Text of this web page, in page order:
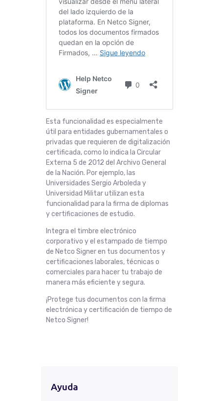
Esta funcionalidad es especialmente
útil para entidades gubernamentales o
privadas que requieren de digitalización
certificada, como lo indica la Circular
Externa 5 de 2012 del Archivo General
de la Nación. Por ejemplo, las
Universidades Sergio Arboleda y
Universidad Militar utilizan esta
funcionalidad para la firma de diplomas
y certificaciones de estudio.
Integra el timbre electrónico
corporativo y el estampado de tiempo
de Netco Signer en tus documentos y
certificaciones laborales, técnicas o
comerciales para hacer tu trabajo de
manera más eficiente y segura.
¡Protege tus documentos con la firma
electrónica y certificación de tiempo de
Netco Signer!
Ayuda